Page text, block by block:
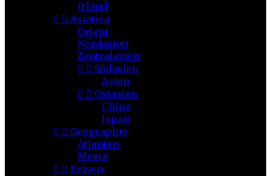
Irland
  Asiatica
Orient
Nordasien
Zentralasien
  Südasien
Asien
  Ostasien
China
Japan
  Geographie
Atlanten
Meere
  Reisen